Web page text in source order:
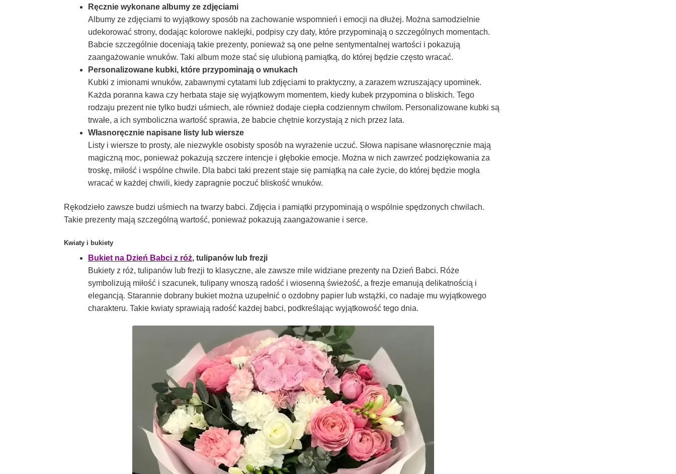
Ręcznie wykonane albumy ze zdjęciami
Albumy ze zdjęciami to wyjątkowy sposób na zachowanie wspomnień i emocji na dłużej. Można samodzielnie
udekorować strony, dodając kolorowe naklejki, podpisy czy daty, które przypominają o szczególnych momentach.
Babcie szczególnie doceniają takie prezenty, ponieważ są one pełne sentymentalnej wartości i pokazują
zaangażowanie wnuków. Taki album może stać się ulubioną pamiątką, do której będzie często wracać.
Personalizowane kubki, które przypominają o wnukach
Kubki z imionami wnuków, zabawnymi cytatami lub zdjęciami to praktyczny, a zarazem wzruszający upominek.
Każda poranna kawa czy herbata staje się wyjątkowym momentem, kiedy kubek przypomina o bliskich. Tego
rodzaju prezent nie tylko budzi uśmiech, ale również dodaje ciepła codziennym chwilom. Personalizowane kubki są
trwałe, a ich symboliczna wartość sprawia, że babcie chętnie korzystają z nich przez lata.
Własnoręcznie napisane listy lub wiersze
Listy i wiersze to prosty, ale niezwykle osobisty sposób na wyrażenie uczuć. Słowa napisane własnoręcznie mają
magiczną moc, ponieważ pokazują szczere intencje i głębokie emocje. Można w nich zawrzeć podziękowania za
troskę, miłość i wspólne chwile. Dla babci taki prezent staje się pamiątką na całe życie, do której będzie mogła
wracać w każdej chwili, kiedy zapragnie poczuć bliskość wnuków.
Rękodzieło zawsze budzi uśmiech na twarzy babci. Zdjęcia i pamiątki przypominają o wspólnie spędzonych chwilach.
Takie prezenty mają szczególną wartość, ponieważ pokazują zaangażowanie i serce.
Kwiaty i bukiety
Bukiet na Dzień Babci z róż, tulipanów lub frezji
Bukiety z róż, tulipanów lub frezji to klasyczne, ale zawsze mile widziane prezenty na Dzień Babci. Róże
symbolizują miłość i szacunek, tulipany wnoszą radość i wiosenną świeżość, a frezje emanują delikatnością i
elegancją. Starannie dobrany bukiet można uzupełnić o ozdobny papier lub wstążki, co nadaje mu wyjątkowego
charakteru. Takie kwiaty sprawiają radość każdej babci, podkreślając wyjątkowość tego dnia.